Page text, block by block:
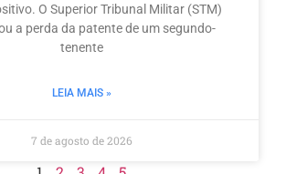
O Superior Tribunal Militar (STM)
a perda da patente de um segundo-
tenente
LEIA MAIS »
7 de agosto de 2026